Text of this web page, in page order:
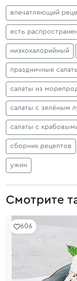
впечатляющий
есть
низкокалорийный
праздничные
салаты из
салаты с зелёным
салаты с
сборник рецептов
ужин
Смотрите
606